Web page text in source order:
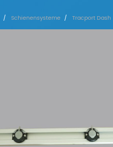
Schienensysteme Tracport Dash